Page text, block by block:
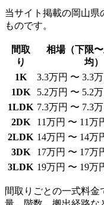
当サイト掲載の岡山県
ものです。
間取
り
相場（下限
均）
1K 3.3万円 〜 3.3万
1DK
5.2万円 〜 5.2万
1LDK 7.3万円 〜 7.3万
2DK
11万円 〜 11万
2LDK 14万円 〜 14万
3DK
17万円 〜 17万
3LDK 19万円 〜 19万
間取りごとの一式料